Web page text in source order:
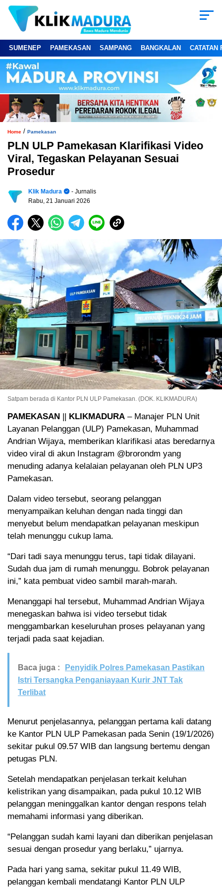
SUMENEP PAMEKASAN SAMPANG BANGKALAN CATATAN
Home / Pamekasan
PLN ULP Pamekasan Klarifikasi Video
Viral, Tegaskan Pelayanan Sesuai
Prosedur
Klik Madura
- Jurnalis
Rabu, 21 Januari 2026
Satpam berada di Kantor PLN ULP Pamekasan. (DOK. KLIKMADURA)
PAMEKASAN || KLIKMADURA – Manajer PLN Unit
Layanan Pelanggan (ULP) Pamekasan, Muhammad
Andrian Wijaya, memberikan klarifikasi atas beredarnya
video viral di akun Instagram @brorondm yang
menuding adanya kelalaian pelayanan oleh PLN UP3
Pamekasan.
Dalam video tersebut, seorang pelanggan
menyampaikan keluhan dengan nada tinggi dan
menyebut belum mendapatkan pelayanan meskipun
telah menunggu cukup lama.
“Dari tadi saya menunggu terus, tapi tidak dilayani.
Sudah dua jam di rumah menunggu. Bobrok pelayanan
ini,” kata pembuat video sambil marah-marah.
Menanggapi hal tersebut, Muhammad Andrian Wijaya
menegaskan bahwa isi video tersebut tidak
menggambarkan keseluruhan proses pelayanan yang
terjadi pada saat kejadian.
Baca juga :
Penyidik Polres Pamekasan Pastikan
Istri Tersangka Penganiayaan Kurir JNT Tak
Terlibat
Menurut penjelasannya, pelanggan pertama kali datang
ke Kantor PLN ULP Pamekasan pada Senin (19/1/2026)
sekitar pukul 09.57 WIB dan langsung bertemu dengan
petugas PLN.
Setelah mendapatkan penjelasan terkait keluhan
kelistrikan yang disampaikan, pada pukul 10.12 WIB
pelanggan meninggalkan kantor dengan respons telah
memahami informasi yang diberikan.
“Pelanggan sudah kami layani dan diberikan penjelasan
sesuai dengan prosedur yang berlaku,” ujarnya.
Pada hari yang sama, sekitar pukul 11.49 WIB,
pelanggan kembali mendatangi Kantor PLN ULP